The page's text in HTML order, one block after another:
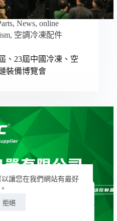
讓您在我們網站有最好
拒絕
, News, online
, 空調冷凍配件
、23屆中國冷凍、空
裝備博覽會
简体中文
English
Español de México
Deutsch
Français du Canada
한국어
العربية
Nederlands